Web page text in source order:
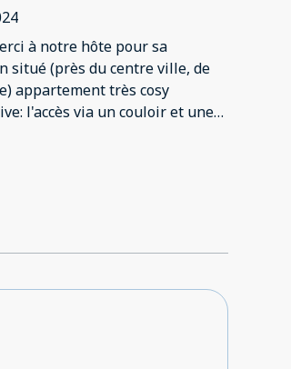
à notre hôte pour sa
situé (près du centre ville, de
appartement très cosy
l'accès via un couloir et une